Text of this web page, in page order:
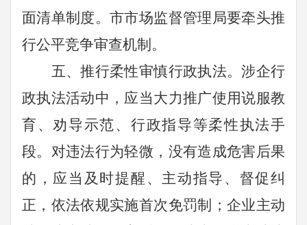
面清单制度。市市场监督管理局要牵头推
行公平竞争审查机制。
五、推行柔性审慎行政执法。涉企行
政执法活动中，应当大力推广使用说服教
育、劝导示范、行政指导等柔性执法手
段。对违法行为轻微，没有造成危害后果
的，应当及时提醒、主动指导、督促纠
正，依法依规实施首次免罚制；企业主动